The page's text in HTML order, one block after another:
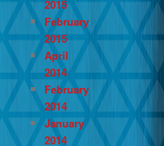
2015
February
2015
April
2014
February
2014
January
2014